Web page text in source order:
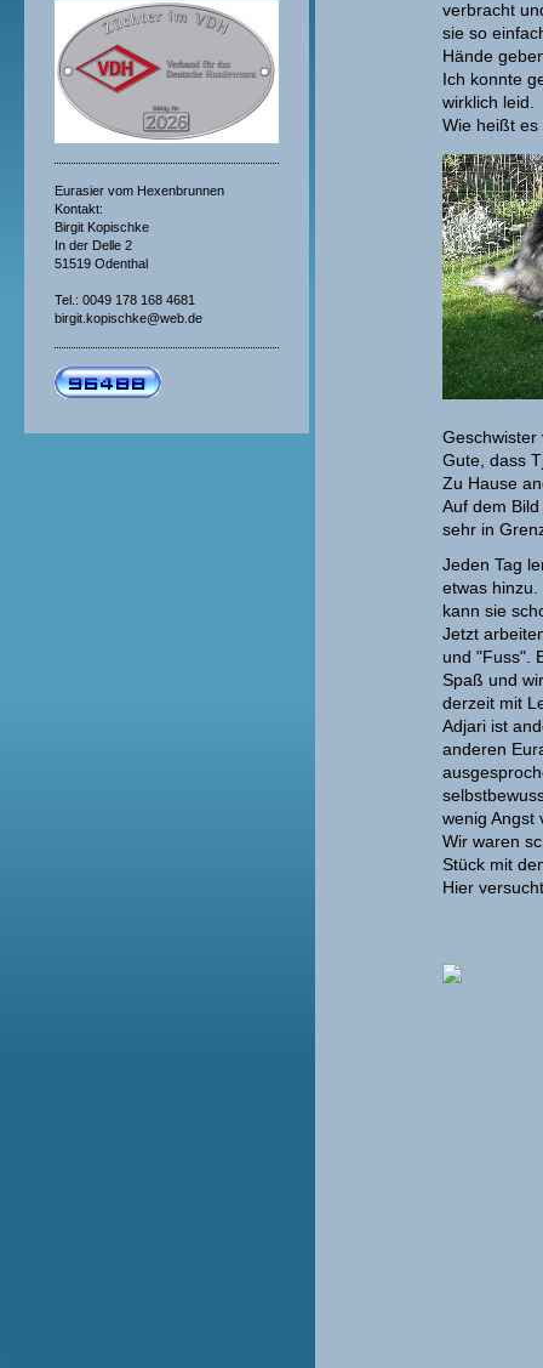
Eurasier vom Hexenbrunnen
Kontakt:
Birgit Kopischke
In der Delle 2
51519 Odenthal
Tel.: 0049 178 168 4681
birgit.kopischke@web.de
verbracht
sie so
Hände
Ich konnte
wirklich leid.
Wie heißt
Geschwister
Gute, dass
Zu Hause
Auf dem
sehr in
Jeden Tag
etwas hinzu.
kann sie
Jetzt
und "Fuss".
Spaß und
derzeit mit
Adjari ist
anderen
wenig Angst
Wir waren
Stück mit
Hier